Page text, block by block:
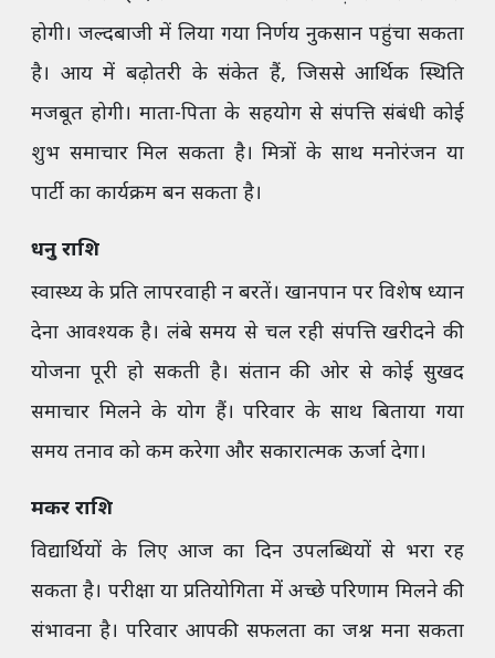
होगी। जल्दबाजी में लिया गया निर्णय नुकसान पहुंचा सकता
है। आय में बढ़ोतरी के संकेत हैं, जिससे आर्थिक स्थिति
मजबूत होगी। माता-पिता के सहयोग से संपत्ति संबंधी कोई
शुभ समाचार मिल सकता है। मित्रों के साथ मनोरंजन या
पार्टी का कार्यक्रम बन सकता है।
धनु राशि
स्वास्थ्य के प्रति लापरवाही न बरतें। खानपान पर विशेष ध्यान
देना आवश्यक है। लंबे समय से चल रही संपत्ति खरीदने की
योजना पूरी हो सकती है। संतान की ओर से कोई सुखद
समाचार मिलने के योग हैं। परिवार के साथ बिताया गया
समय तनाव को कम करेगा और सकारात्मक ऊर्जा देगा।
मकर राशि
विद्यार्थियों के लिए आज का दिन उपलब्धियों से भरा रह
सकता है। परीक्षा या प्रतियोगिता में अच्छे परिणाम मिलने की
संभावना है। परिवार आपकी सफलता का जश्न मना सकता